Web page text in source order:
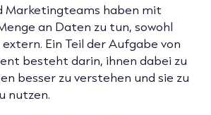
Marketingteams haben mit
an Daten zu tun, sowohl
Ein Teil der Aufgabe von
besteht darin, ihnen dabei zu
besser zu verstehen und sie zu
nutzen.